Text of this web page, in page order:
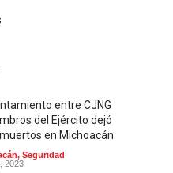
entre CJNG
del Ejército dejó
en Michoacán
, Seguridad
2023